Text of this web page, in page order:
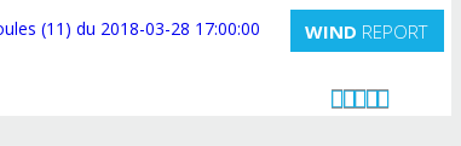
WIND REPORT